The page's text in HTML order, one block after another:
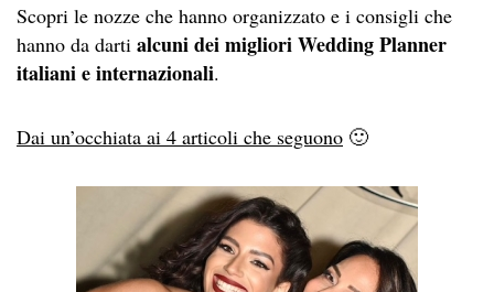
Scopri le nozze che hanno organizzato e i consigli che
hanno da darti alcuni dei migliori Wedding Planner
italiani e internazionali.
Dai un’occhiata ai 4 articoli che seguono 🙂